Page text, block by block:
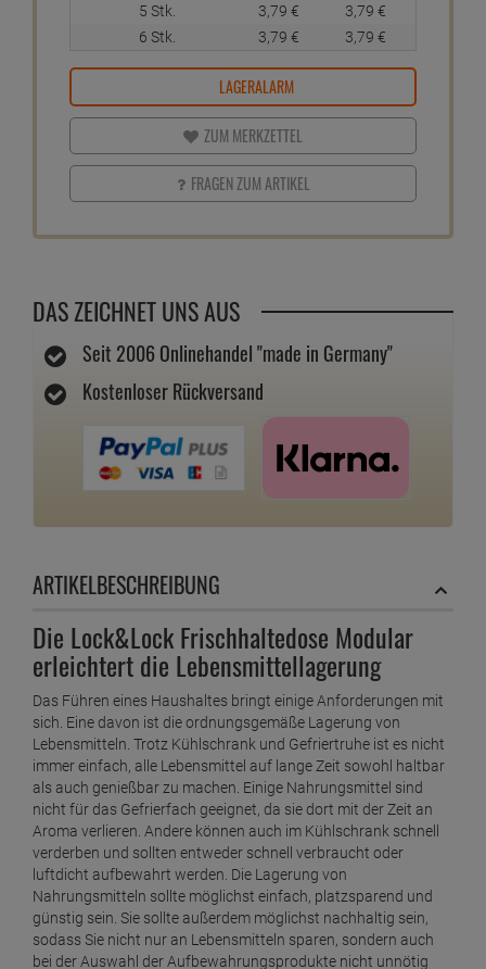
5 Stk.
3, 79 € 3, 79 €
6 Stk.
3, 79 € 3, 79 €
LAGERALARM
ZUM MERKZETTEL
FRAGEN ZUM ARTIKEL
DAS ZEICHNET UNS AUS
Seit 2006 Onlinehandel "made in Germany"
Kostenloser Rückversand
ARTIKELBESCHREIBUNG
Die Lock&Lock Frischhaltedose Modular
erleichtert die Lebensmittellagerung
Das Führen eines Haushaltes bringt einige Anforderungen mit
sich. Eine davon ist die ordnungsgemäße Lagerung von
Lebensmitteln. Trotz Kühlschrank und Gefriertruhe ist es nicht
immer einfach, alle Lebensmittel auf lange Zeit sowohl haltbar
als auch genießbar zu machen. Einige Nahrungsmittel sind
nicht für das Gefrierfach geeignet, da sie dort mit der Zeit an
Aroma verlieren. Andere können auch im Kühlschrank schnell
verderben und sollten entweder schnell verbraucht oder
luftdicht aufbewahrt werden. Die Lagerung von
Nahrungsmitteln sollte möglichst einfach, platzsparend und
günstig sein. Sie sollte außerdem möglichst nachhaltig sein,
sodass Sie nicht nur an Lebensmitteln sparen, sondern auch
bei der Auswahl der Aufbewahrungsprodukte nicht unnötig